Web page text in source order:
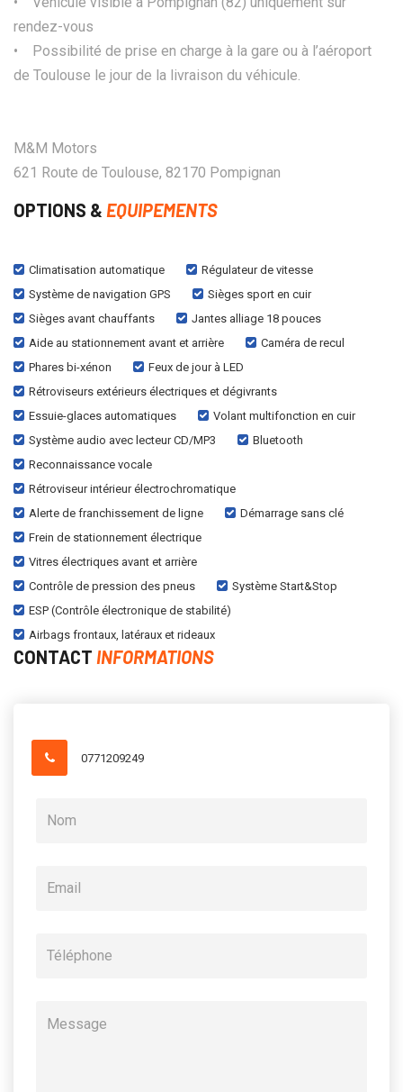
rendez-vous
• Possibilité de prise en charge à la gare ou à l’aéroport
de Toulouse le jour de la livraison du véhicule.
M&M Motors
621 Route de Toulouse, 82170 Pompignan
OPTIONS & EQUIPEMENTS
Climatisation automatique
Régulateur de vitesse
Système de navigation GPS
Sièges sport en cuir
Sièges avant chauffants
Jantes alliage 18 pouces
Aide au stationnement avant et arrière
Caméra de recul
Phares bi-xénon
Feux de jour à LED
Rétroviseurs extérieurs électriques et dégivrants
Essuie-glaces automatiques
Volant multifonction en cuir
Système audio avec lecteur CD/MP3
Bluetooth
Reconnaissance vocale
Rétroviseur intérieur électrochromatique
Alerte de franchissement de ligne
Démarrage sans clé
Frein de stationnement électrique
Vitres électriques avant et arrière
Contrôle de pression des pneus
Système Start&Stop
ESP (Contrôle électronique de stabilité)
Airbags frontaux, latéraux et rideaux
CONTACT INFORMATIONS
0771209249